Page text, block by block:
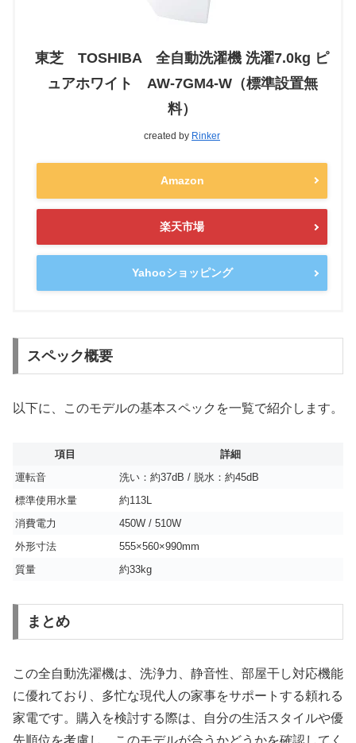
東芝 TOSHIBA 全自動洗濯機 洗濯7.0kg ピ
ュアホワイト AW-7GM4-W（標準設置無
料）
created by Rinker
Amazon
楽天市場
Yahooショッピング
スペック概要
以下に、このモデルの基本スペックを一覧で紹介します。
項目
詳細
運転音
洗い：約37dB / 脱水：約45dB
標準使用水量
約113L
消費電力
450W / 510W
外形寸法
555×560×990mm
質量
約33kg
まとめ
この全自動洗濯機は、洗浄力、静音性、部屋干し対応機能
に優れており、多忙な現代人の家事をサポートする頼れる
家電です。購入を検討する際は、自分の生活スタイルや優